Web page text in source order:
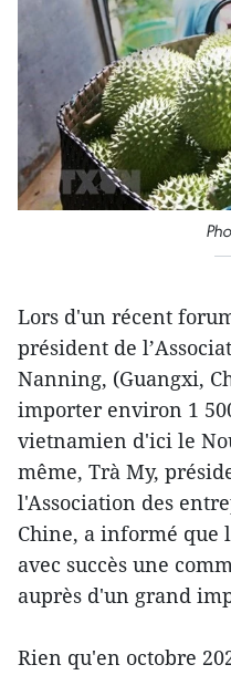
Lors d'un récent
président de
Nanning, (Guangxi,
importer environ 1
vietnamien d'ici le
même, Trà My,
l'Association des
Chine, a informé que
avec succès une
auprès d'un grand
Rien qu'en octobre